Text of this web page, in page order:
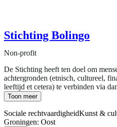
Stichting Bolingo
Non-profit
De Stichting heeft ten doel om
achtergronden (etnisch, cultureel,
leeftijd et cetera) te verbinden via
Toon meer
Sociale rechtvaardigheidKunst &
Groningen: Oost